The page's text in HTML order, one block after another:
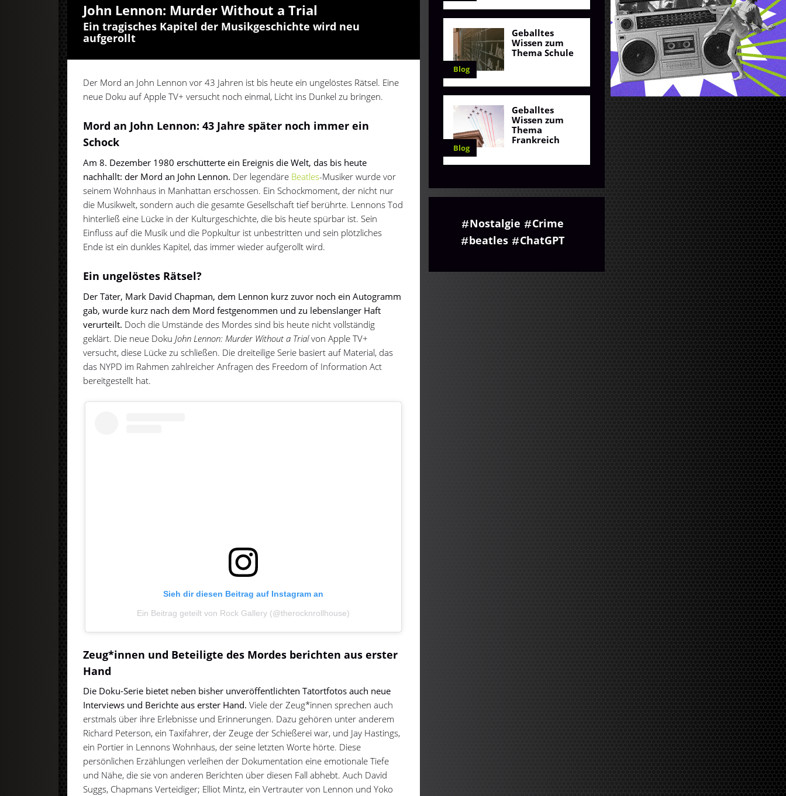
John Lennon: Murder Without a Trial
Ein tragisches Kapitel der Musikgeschichte wird neu
aufgerollt
Der Mord an John Lennon vor 43 Jahren ist bis heute ein ungelöstes Rätsel. Eine
neue Doku auf Apple TV+ versucht noch einmal, Licht ins Dunkel zu bringen.
Mord an John Lennon: 43 Jahre später noch immer ein
Schock
Am 8. Dezember 1980 erschütterte ein Ereignis die Welt, das bis heute
nachhallt: der Mord an John Lennon. Der legendäre Beatles-Musiker wurde vor
seinem Wohnhaus in Manhattan erschossen. Ein Schockmoment, der nicht nur
die Musikwelt, sondern auch die gesamte Gesellschaft tief berührte. Lennons Tod
hinterließ eine Lücke in der Kulturgeschichte, die bis heute spürbar ist. Sein
Einfluss auf die Musik und die Popkultur ist unbestritten und sein plötzliches
Ende ist ein dunkles Kapitel, das immer wieder aufgerollt wird.
Ein ungelöstes Rätsel?
Der Täter, Mark David Chapman, dem Lennon kurz zuvor noch ein Autogramm
gab, wurde kurz nach dem Mord festgenommen und zu lebenslanger Haft
verurteilt. Doch die Umstände des Mordes sind bis heute nicht vollständig
geklärt. Die neue Doku John Lennon: Murder Without a Trialvon Apple TV+
versucht, diese Lücke zu schließen. Die dreiteilige Serie basiert auf Material, das
das NYPD im Rahmen zahlreicher Anfragen des Freedom of Information Act
bereitgestellt hat.
Sieh dir diesen Beitrag auf Instagram an
Ein Beitrag geteilt von Rock Gallery (@therocknrollhouse)
Zeug*innen und Beteiligte des Mordes berichten aus erster
Hand
Die Doku-Serie bietet neben bisher unveröffentlichten Tatortfotos auch neue
Interviews und Berichte aus erster Hand. Viele der Zeug*innen sprechen auch
erstmals über ihre Erlebnisse und Erinnerungen. Dazu gehören unter anderem
Richard Peterson, ein Taxifahrer, der Zeuge der Schießerei war, und Jay Hastings,
ein Portier in Lennons Wohnhaus, der seine letzten Worte hörte. Diese
persönlichen Erzählungen verleihen der Dokumentation eine emotionale Tiefe
und Nähe, die sie von anderen Berichten über diesen Fall abhebt. Auch David
Suggs, Chapmans Verteidiger; Elliot Mintz, ein Vertrauter von Lennon und Yoko
Blog
Geballtes
Wissen zum
Thema Schule
Blog
Geballtes
Wissen zum
Thema
Frankreich
Nostalgie
Crime
beatles
ChatGPT